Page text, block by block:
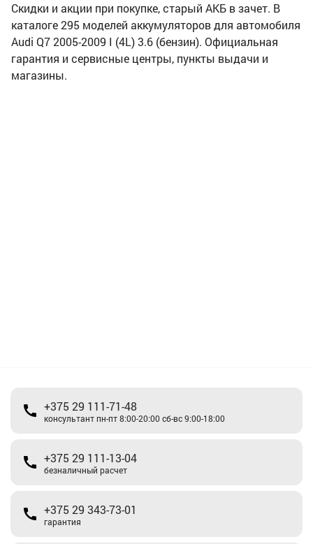
Скидки и акции при покупке, старый АКБ в зачет. В
каталоге 295 моделей аккумуляторов для автомобиля
Audi Q7 2005-2009 I (4L) 3.6 (бензин). Официальная
гарантия и сервисные центры, пункты выдачи и
магазины.
+375 29 111-71-48
консультант пн-пт 8:00-20:00 сб-вс 9:00-18:00
+375 29 111-13-04
безналичный расчет
+375 29 343-73-01
гарантия